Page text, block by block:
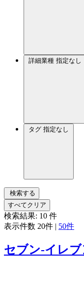
詳細業種 指定なし
タグ 指定なし
検索する
すべてクリア
検索結果: 10 件
表示件数 20件 | 50件
セブン‐イレ